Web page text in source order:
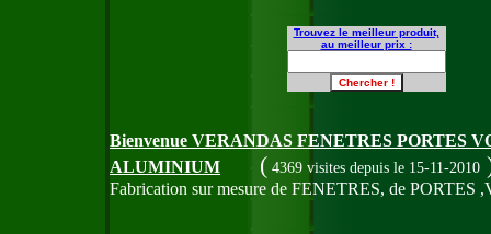
Trouvez le meilleur produit,
au meilleur prix :
Bienvenue VERANDAS FENETRES PORTES
ALUMINIUM
( 4369 visites depuis le 15-11-2010
Fabrication sur mesure de FENETRES, de